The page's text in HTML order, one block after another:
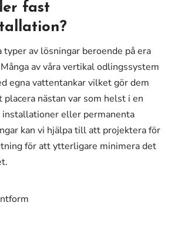
fast
av lösningar beroende på era
av våra vertikal odlingssystem
egna vattentankar vilket gör dem
placera nästan var som helst i en
eller permanenta
kan vi hjälpa till att projektera för
för att ytterligare minimera det